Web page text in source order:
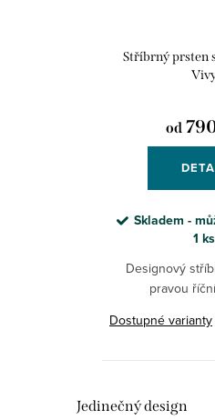
Stříbrný prsten
od
Skladem -
1 ks
Designový
pravou
Dostupné varianty
Jedinečný design